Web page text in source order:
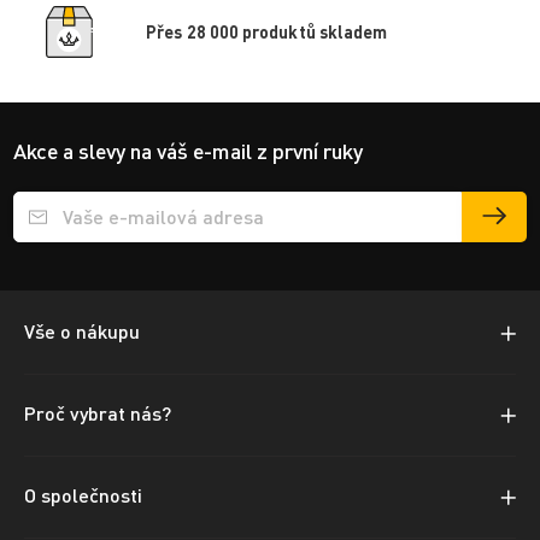
Přes 28 000 produktů skladem
Akce a slevy na váš e-mail z první ruky
Přihlášení e-mailu k odběru
Vše o nákupu
Proč vybrat nás?
O společnosti